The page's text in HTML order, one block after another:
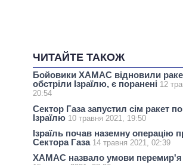
ЧИТАЙТЕ ТАКОЖ
Бойовики ХАМАС відновили
обстріли Ізраїлю, є поранені 12
20:54
Сектор Газа запустил сім ракет по
Ізраїлю 10 травня 2021, 19:50
Ізраїль почав наземну операцію
Сектора Газа 14 травня 2021, 02:39
ХАМАС назвало умови перемир'я